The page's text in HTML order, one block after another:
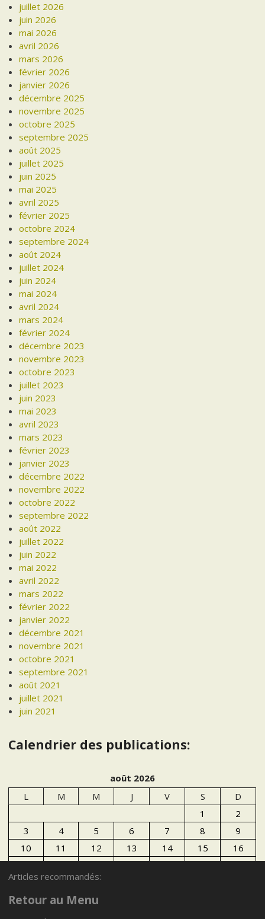
juillet 2026
juin 2026
mai 2026
avril 2026
mars 2026
février 2026
janvier 2026
décembre 2025
novembre 2025
octobre 2025
septembre 2025
août 2025
juillet 2025
juin 2025
mai 2025
avril 2025
février 2025
octobre 2024
septembre 2024
août 2024
juillet 2024
juin 2024
mai 2024
avril 2024
mars 2024
février 2024
décembre 2023
novembre 2023
octobre 2023
juillet 2023
juin 2023
mai 2023
avril 2023
mars 2023
février 2023
janvier 2023
décembre 2022
novembre 2022
octobre 2022
septembre 2022
août 2022
juillet 2022
juin 2022
mai 2022
avril 2022
mars 2022
février 2022
janvier 2022
décembre 2021
novembre 2021
octobre 2021
septembre 2021
août 2021
juillet 2021
juin 2021
Calendrier des publications:
août 2026
L
M M J V S
D
1
2
3
4 5 6 7 8
9
10
11 12 13 14 15
16
24
25 26
31
Articles recommandés:
Retour au Menu